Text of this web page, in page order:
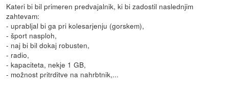
Kateri bi bil primeren predvajalnik, ki bi zadostil naslednjim
zahtevam:
- uprabljal bi ga pri kolesarjenju (gorskem),
- šport nasploh,
- naj bi bil dokaj robusten,
- radio,
- kapaciteta, nekje 1 GB,
- možnost pritrditve na nahrbtnik,...